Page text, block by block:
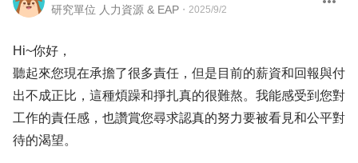
研究單位 人力資源 & EAP ・ 2025/9/2
Hi~你好，
聽起來您現在承擔了很多責任，但是目前的薪資和回報與付
出不成正比，這種煩躁和掙扎真的很難熬。我能感受到您對
工作的責任感，也讚賞您尋求認真的努力要被看見和公平對
待的渴望。